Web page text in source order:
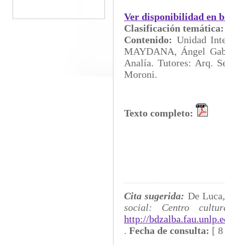
Ver disponibilidad en
Clasificación
Contenido: Unidad
MAYDANA, Ángel
Analía. Tutores: Arq.
Moroni.
Texto completo:
Cita sugerida: De
social: Centro
http://
. Fecha de consulta: [ 8